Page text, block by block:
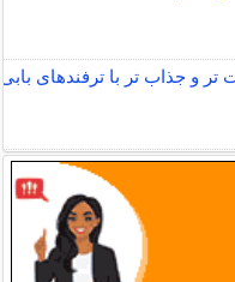
و جذاب تر با ترفندهای بابی